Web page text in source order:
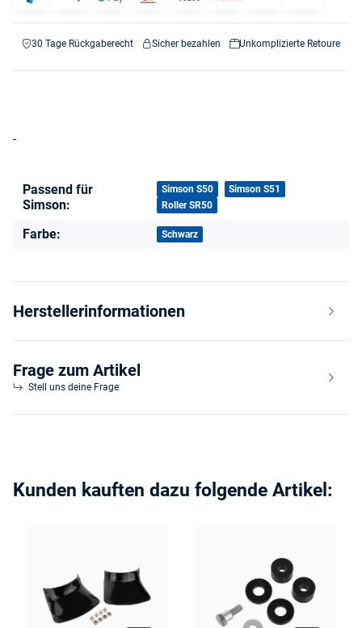
30 Tage Rückgaberecht Sicher bezahlen Unkomplizierte Retoure
-
Produkteigenschaft
Wert
Passend für
Simson:
Simson S50
Simson S51
Roller SR50
Farbe: Schwarz
Herstellerinformationen
Frage zum Artikel
Stell uns deine Frage
Kunden kauften dazu folgende Artikel: